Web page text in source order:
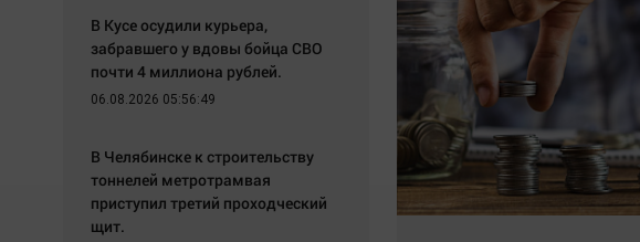
В Кусе осудили курьера,
забравшего у вдовы бойца СВО
почти 4 миллиона рублей.
06.08.2026 05:56:49
В Челябинске к строительству
тоннелей метротрамвая
приступил третий проходческий
щит.